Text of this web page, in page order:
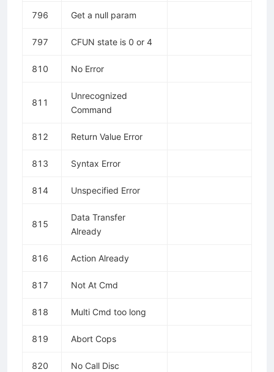
796 Get a null param
797 CFUN state is 0 or 4
810 No Error
811
Unrecognized
Command
812 Return Value Error
813 Syntax Error
814 Unspecified Error
815
Data Transfer
Already
816 Action Already
817 Not At Cmd
818 Multi Cmd too long
819 Abort Cops
820 No Call Disc